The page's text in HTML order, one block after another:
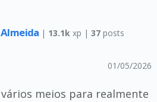
| 13.1k xp |37 posts
01/05/2026
meios para realmente